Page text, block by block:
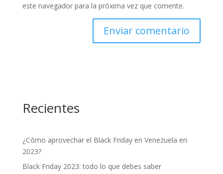
este navegador para la próxima vez que comente.
Recientes
¿Cómo aprovechar el Black Friday en Venezuela en
2023?
Black Friday 2023: todo lo que debes saber